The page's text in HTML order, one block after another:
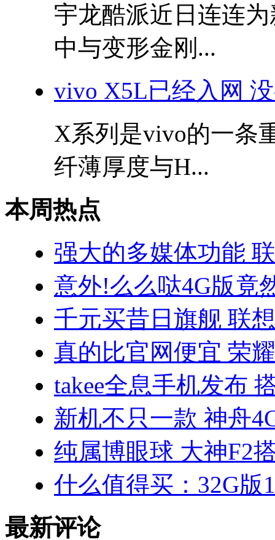
宇龙酷派近日连连
中与变形金刚...
vivo X5L已经入网
X系列是vivo的一条
纤薄厚度与H...
本周热点
强大的多媒体功能
意外!么么哒4G版竟
千元买昔日旗舰 联
真的比官网便宜 荣
takee全息手机发布
新机不只一款 神舟
纯属博眼球 大神F2
什么值得买：32G版
最新评论